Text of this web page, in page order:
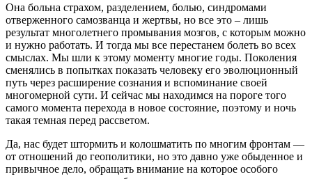
Она больна страхом, разделением, болью, синдромами
отверженного самозванца и жертвы, но все это – лишь
результат многолетнего промывания мозгов, с которым можно
и нужно работать. И тогда мы все перестанем болеть во всех
смыслах. Мы шли к этому моменту многие годы. Поколения
сменялись в попытках показать человеку его эволюционный
путь через расширение сознания и вспоминание своей
многомерной сути. И сейчас мы находимся на пороге того
самого момента перехода в новое состояние, поэтому и ночь
такая темная перед рассветом.
Да, нас будет штормить и колошматить по многим фронтам —
от отношений до геополитики, но это давно уже обыденное и
привычное дело, обращать внимание на которое особого